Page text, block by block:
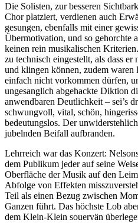
Die Solisten, zur besseren
Chor platziert, verdienen auch
gesungen, ebenfalls mit einer
Übermotivation, und so gehorchte
keinen rein musikalischen
zu technisch eingestellt, als dass er
und klingen können, zudem
einfach nicht vorkommen dürfen,
ungesanglich abgehackte Diktion
anwendbaren Deutlichkeit – sei’s
schwungvoll, vital, schön,
bedeutungslos. Der
jubelnden Beifall aufbranden.
Lehrreich war das Konzert:
dem Publikum jeder auf seine
Oberfläche der Musik auf den
Abfolge von Effekten
Teil als einen Bezug zwischen
Ganzen führt. Das höchste Lob
dem Klein-Klein souervän